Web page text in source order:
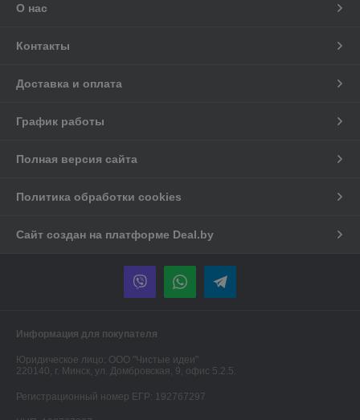
О нас
Контакты
Доставка и оплата
График работы
Полная версия сайта
Политика обработки cookies
Сайт создан на платформе Deal.by
Информация для покупателя
Юридическое лицо: ООО "Чистые идеи"
220140, г. Минск, ул. Домбровская, 9, офис 5.2.5.
Регистрационный номер ЕГР: 192767297